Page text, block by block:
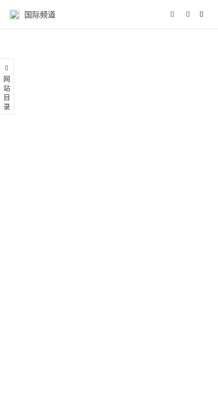
国际频道
网站目录